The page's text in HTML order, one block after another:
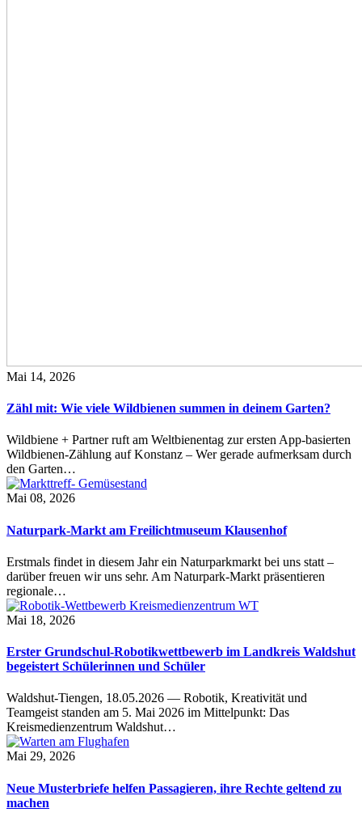
Mai 14, 2026
Zähl mit: Wie viele Wildbienen summen in deinem Garten?
Wildbiene + Partner ruft am Weltbienentag zur ersten App-basierten
Wildbienen-Zählung auf Konstanz – Wer gerade aufmerksam durch
den Garten…
Mai 08, 2026
Naturpark-Markt am Freilichtmuseum Klausenhof
Erstmals findet in diesem Jahr ein Naturparkmarkt bei uns statt –
darüber freuen wir uns sehr. Am Naturpark-Markt präsentieren
regionale…
Mai 18, 2026
Erster Grundschul-Robotikwettbewerb im Landkreis Waldshut
begeistert Schülerinnen und Schüler
Waldshut-Tiengen, 18.05.2026 — Robotik, Kreativität und
Teamgeist standen am 5. Mai 2026 im Mittelpunkt: Das
Kreismedienzentrum Waldshut…
Mai 29, 2026
Neue Musterbriefe helfen Passagieren, ihre Rechte geltend zu
machen